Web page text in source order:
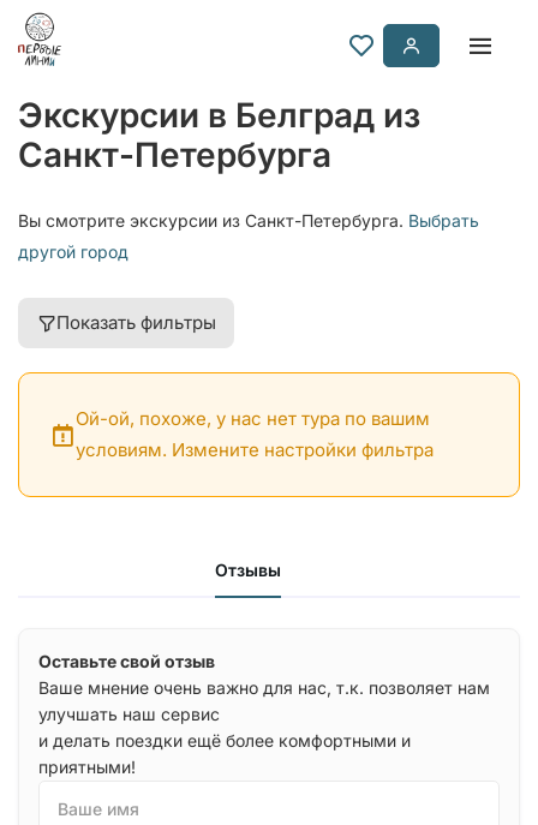
Экскурсии в Белград из
Санкт-Петербурга
Вы смотрите экскурсии из Санкт-Петербурга. Выбрать
другой город
Показать фильтры
Ой-ой, похоже, у нас нет тура по вашим
условиям. Измените настройки фильтра
Отзывы
Оставьте свой отзыв
Ваше мнение очень важно для нас, т.к. позволяет нам
улучшать наш сервис
и делать поездки ещё более комфортными и
приятными!
Ваше имя